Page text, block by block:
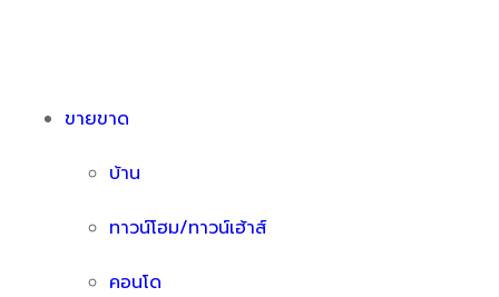
ขายขาด
บ้าน
ทาวน์โฮม/ทาวน์เฮ้าส์
คอนโด